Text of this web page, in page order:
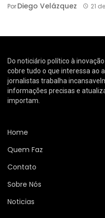
PorDiego Velázquez 21
Do noticiário político à
cobre tudo o que interessa ao
jornalistas trabalha
informações precisas e
importam.
Home
Quem Faz
Contato
Sobre Nós
Noticias